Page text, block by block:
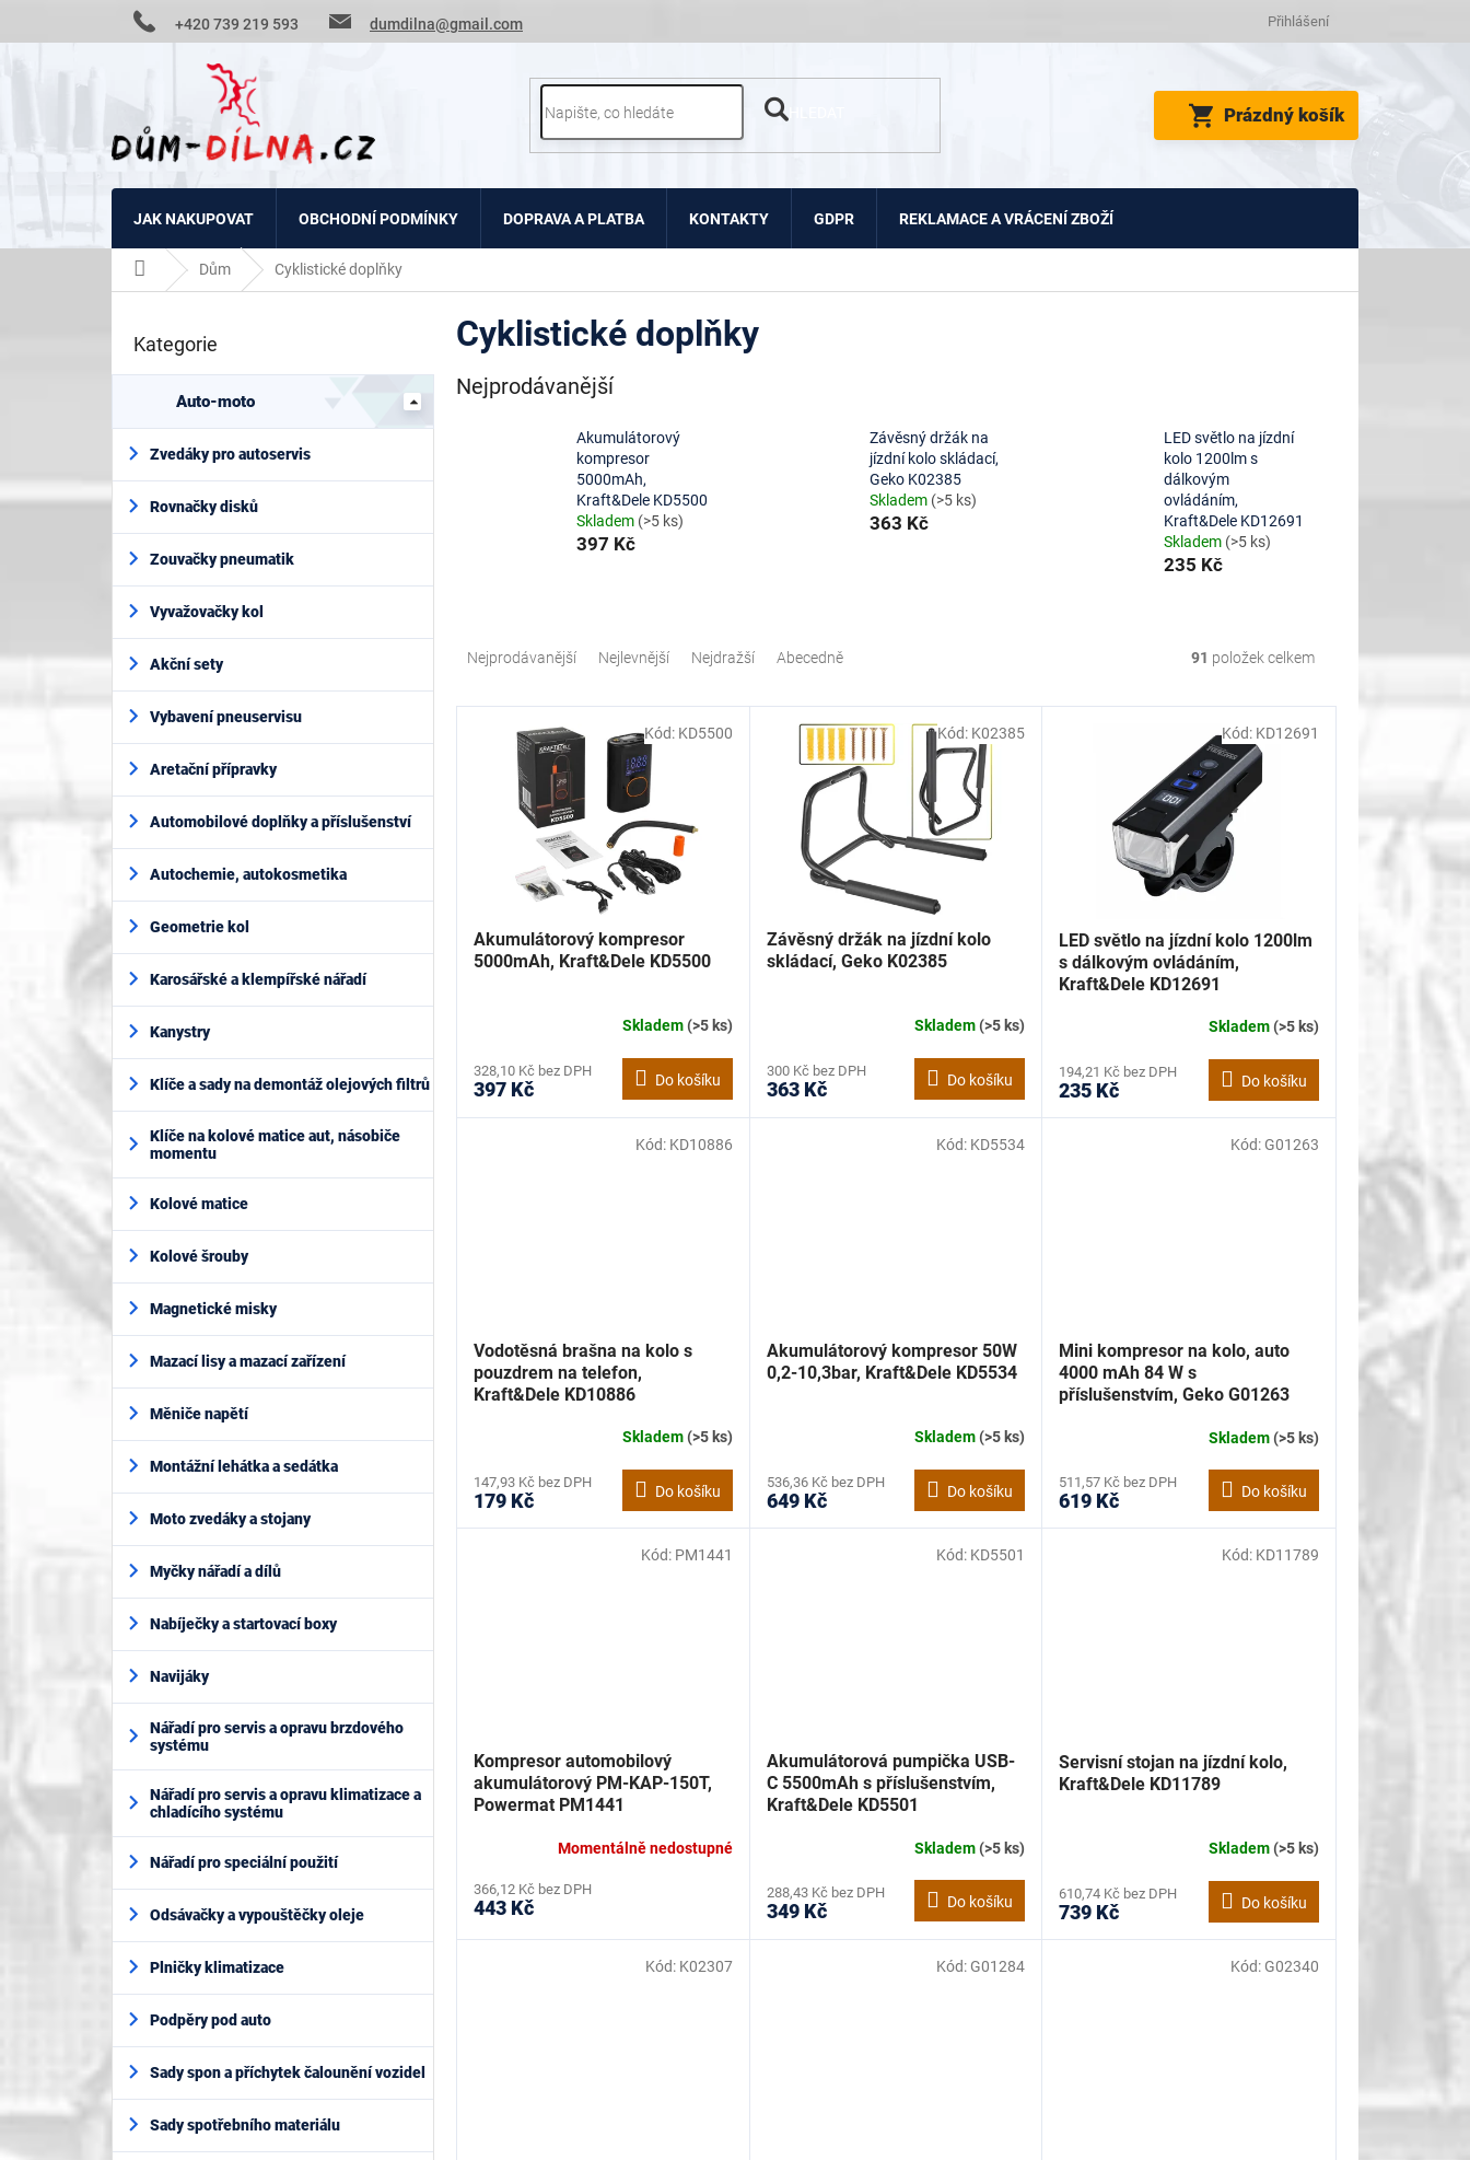
+420 739 219 593 dumdilna@gmail.com Přihlášení
NÁKUPNÍ
KOŠÍK
Prázdný košík
JAK NAKUPOVAT OBCHODNÍ PODMÍNKY DOPRAVA A PLATBA KONTAKTY GDPR REKLAMACE A VRÁCENÍ ZBOŽÍ
Domů Dům Cyklistické doplňky
t
a
í
e
Přeskočit
Kategorie
Auto-moto
Zvedáky pro autoservis
Rovnačky disků
Zouvačky pneumatik
Vyvažovačky kol
Akční sety
Vybavení pneuservisu
Aretační přípravky
Automobilové doplňky a příslušenství
Autochemie, autokosmetika
Geometrie kol
Karosářské a klempířské nářadí
Kanystry
Klíče a sady na demontáž olejových filtrů
Klíče na kolové matice aut, násobiče
momentu
Kolové matice
Kolové šrouby
Magnetické misky
Mazací lisy a mazací zařízení
Měniče napětí
Montážní lehátka a sedátka
Moto zvedáky a stojany
Myčky nářadí a dílů
Nabíječky a startovací boxy
Navijáky
Nářadí pro servis a opravu brzdového
systému
Nářadí pro servis a opravu klimatizace a
chladícího systému
Nářadí pro speciální použití
Odsávačky a vypouštěčky oleje
Plničky klimatizace
Podpěry pod auto
Sady spon a příchytek čalounění vozidel
Sady spotřebního materiálu
Cyklistické doplňky
Nejprodávanější
Akumulátorový
kompresor
5000mAh,
Kraft&Dele KD5500
Skladem (>5 ks)
397 Kč
Závěsný držák na
jízdní kolo skládací,
Geko K02385
Skladem (>5 ks)
363 Kč
LED světlo na jízdní
kolo 1200lm s
dálkovým
ovládáním,
Kraft&Dele KD12691
Skladem (>5 ks)
235 Kč
e
Nejprodávanější Nejlevnější Nejdražší Abecedně 91 položek celkem
Akumulátorový kompresor
5000mAh, Kraft&Dele KD5500
Skladem(>5 ks)
328,10 Kč bez DPH
397 Kč Do košíku
Kód: KD5500
Závěsný držák na jízdní kolo
skládací, Geko K02385
Skladem(>5 ks)
300 Kč bez DPH
363 Kč Do košíku
Kód: K02385
LED světlo na jízdní kolo 1200lm
s dálkovým ovládáním,
Kraft&Dele KD12691
Skladem(>5 ks)
194,21 Kč bez DPH
235 Kč Do košíku
Kód: KD12691
Vodotěsná brašna na kolo s
pouzdrem na telefon,
Kraft&Dele KD10886
Skladem(>5 ks)
147,93 Kč bez DPH
179 Kč Do košíku
Kód: KD10886
Akumulátorový kompresor 50W
0,2-10,3bar, Kraft&Dele KD5534
Skladem(>5 ks)
536,36 Kč bez DPH
649 Kč Do košíku
Kód: KD5534
Mini kompresor na kolo, auto
4000 mAh 84 W s
příslušenstvím, Geko G01263
Skladem(>5 ks)
511,57 Kč bez DPH
619 Kč Do košíku
Kód: G01263
Kompresor automobilový
akumulátorový PM-KAP-150T,
Powermat PM1441
Momentálně nedostupné
366,12 Kč bez DPH
443 Kč
Kód: PM1441
Akumulátorová pumpička USB-
C 5500mAh s příslušenstvím,
Kraft&Dele KD5501
Skladem(>5 ks)
288,43 Kč bez DPH
349 Kč Do košíku
Kód: KD5501
Servisní stojan na jízdní kolo,
Kraft&Dele KD11789
Skladem(>5 ks)
610,74 Kč bez DPH
739 Kč Do košíku
Kód: KD11789
Kód: K02307 Kód: G01284 Kód: G02340